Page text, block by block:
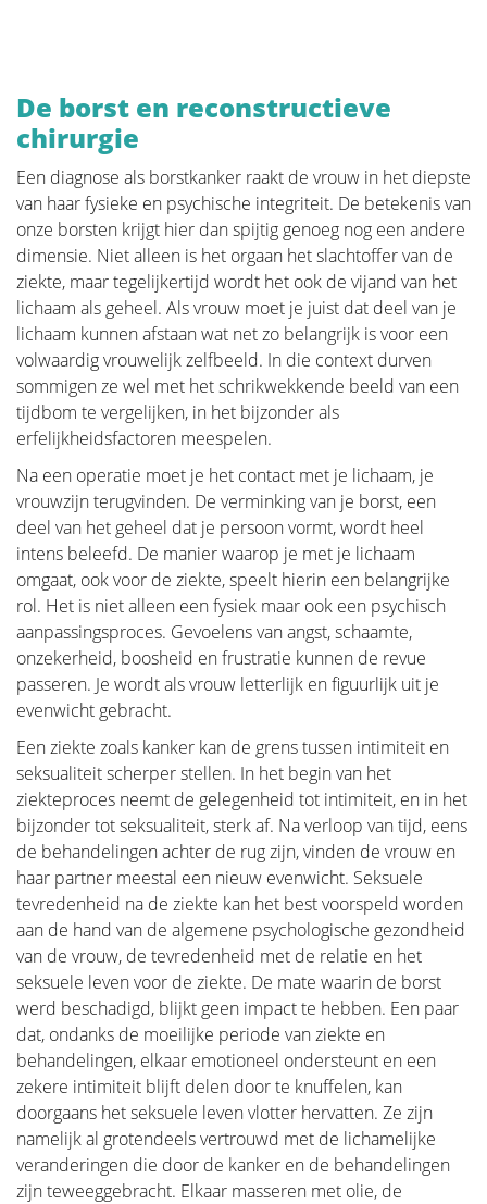
De borst en reconstructieve
chirurgie
Een diagnose als borstkanker raakt de vrouw in het diepste
van haar fysieke en psychische integriteit. De betekenis van
onze borsten krijgt hier dan spijtig genoeg nog een andere
dimensie. Niet alleen is het orgaan het slachtoffer van de
ziekte, maar tegelijkertijd wordt het ook de vijand van het
lichaam als geheel. Als vrouw moet je juist dat deel van je
lichaam kunnen afstaan wat net zo belangrijk is voor een
volwaardig vrouwelijk zelfbeeld. In die context durven
sommigen ze wel met het schrikwekkende beeld van een
tijdbom te vergelijken, in het bijzonder als
erfelijkheidsfactoren meespelen.
Na een operatie moet je het contact met je lichaam, je
vrouwzijn terugvinden. De verminking van je borst, een
deel van het geheel dat je persoon vormt, wordt heel
intens beleefd. De manier waarop je met je lichaam
omgaat, ook voor de ziekte, speelt hierin een belangrijke
rol. Het is niet alleen een fysiek maar ook een psychisch
aanpassingsproces. Gevoelens van angst, schaamte,
onzekerheid, boosheid en frustratie kunnen de revue
passeren. Je wordt als vrouw letterlijk en figuurlijk uit je
evenwicht gebracht.
Een ziekte zoals kanker kan de grens tussen intimiteit en
seksualiteit scherper stellen. In het begin van het
ziekteproces neemt de gelegenheid tot intimiteit, en in het
bijzonder tot seksualiteit, sterk af. Na verloop van tijd, eens
de behandelingen achter de rug zijn, vinden de vrouw en
haar partner meestal een nieuw evenwicht. Seksuele
tevredenheid na de ziekte kan het best voorspeld worden
aan de hand van de algemene psychologische gezondheid
van de vrouw, de tevredenheid met de relatie en het
seksuele leven voor de ziekte. De mate waarin de borst
werd beschadigd, blijkt geen impact te hebben. Een paar
dat, ondanks de moeilijke periode van ziekte en
behandelingen, elkaar emotioneel ondersteunt en een
zekere intimiteit blijft delen door te knuffelen, kan
doorgaans het seksuele leven vlotter hervatten. Ze zijn
namelijk al grotendeels vertrouwd met de lichamelijke
veranderingen die door de kanker en de behandelingen
zijn teweeggebracht. Elkaar masseren met olie, de